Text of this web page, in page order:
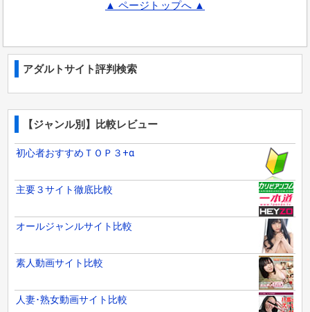
▲ ページトップへ ▲
アダルトサイト評判検索
【ジャンル別】比較レビュー
初心者おすすめＴＯＰ３+α
主要３サイト徹底比較
オールジャンルサイト比較
素人動画サイト比較
人妻･熟女動画サイト比較